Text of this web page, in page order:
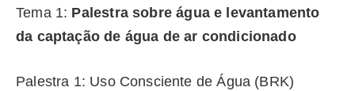
Tema 1: Palestra sobre água e levantamento
da captação de água de ar condicionado
Palestra 1: Uso Consciente de Água (BRK)